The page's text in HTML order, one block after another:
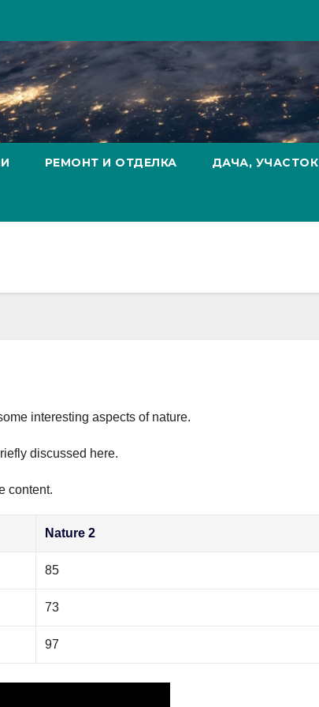
РЕМОНТ И ОТДЕЛКА ДАЧА, УЧАСТОК
interesting aspects of nature.
discussed here.
content.
Nature 2
85
73
97